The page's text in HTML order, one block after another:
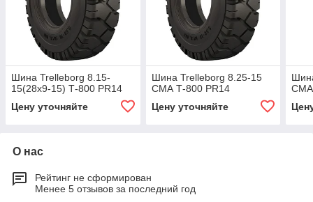
Шина Trelleborg 8.15-
15(28х9-15) Т-800 PR14
Цену уточняйте
Шина Trelleborg 8.25-15
СМА Т-800 PR14
Цену уточняйте
СМА
О нас
Рейтинг не сформирован
Менее 5 отзывов за последний год